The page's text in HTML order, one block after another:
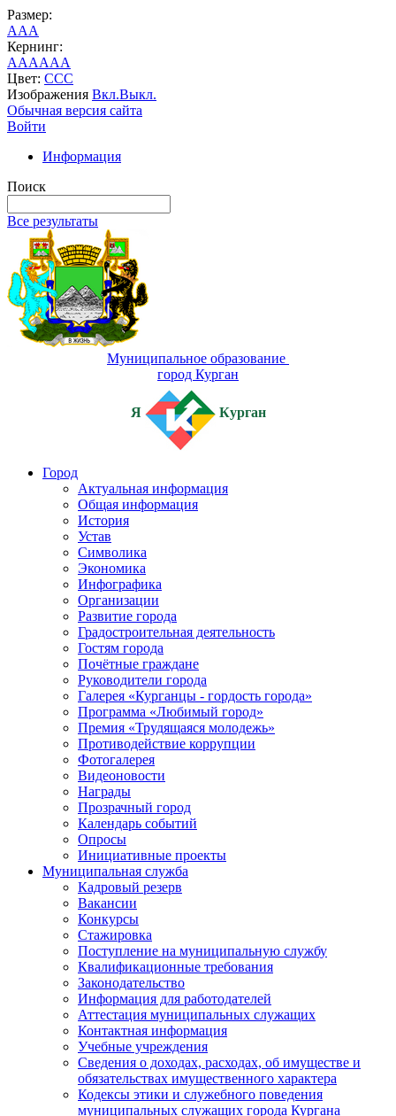
Размер:
AAA
Кернинг:
AAAAAA
Цвет: CCC
Изображения Вкл.Выкл.
Обычная версия сайта
Войти
Информация
Поиск
Все результаты
Муниципальное образование
город Курган
Я Курган
Город
Актуальная информация
Общая информация
История
Устав
Символика
Экономика
Инфографика
Организации
Развитие города
Градостроительная деятельность
Гостям города
Почётные граждане
Руководители города
Галерея «Курганцы - гордость города»
Программа «Любимый город»
Премия «Трудящаяся молодежь»
Противодействие коррупции
Фотогалерея
Видеоновости
Награды
Прозрачный город
Календарь событий
Опросы
Инициативные проекты
Муниципальная служба
Кадровый резерв
Вакансии
Конкурсы
Стажировка
Поступление на муниципальную службу
Квалификационные требования
Законодательство
Информация для работодателей
Аттестация муниципальных служащих
Контактная информация
Учебные учреждения
Сведения о доходах, расходах, об имуществе и
обязательствах имущественного характера
Кодексы этики и служебного поведения
муниципальных служащих города Кургана